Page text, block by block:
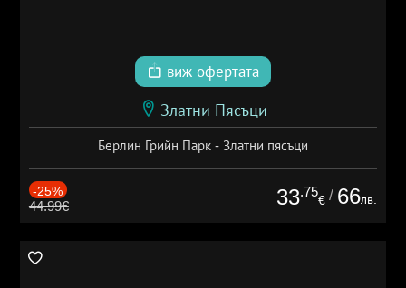
виж офертата
Златни Пясъци
Берлин Грийн Парк - Златни пясъци
-25%
44.99€ 33.75
€ / 66лв.